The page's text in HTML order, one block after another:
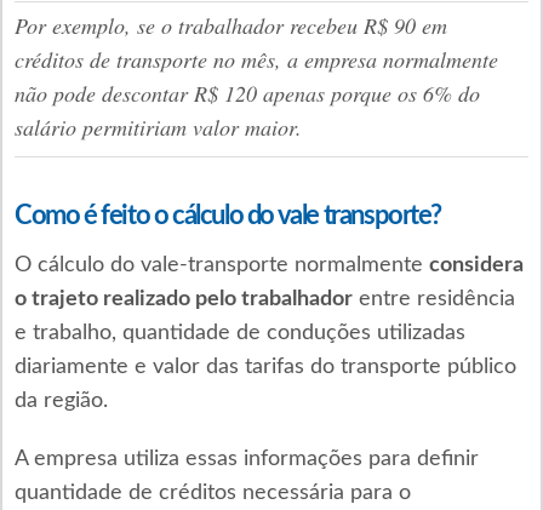
Por exemplo, se o trabalhador recebeu R$ 90 em
créditos de transporte no mês, a empresa normalmente
não pode descontar R$ 120 apenas porque os 6% do
salário permitiriam valor maior.
Como é feito o cálculo do vale transporte?
O cálculo do vale-transporte normalmente considera
o trajeto realizado pelo trabalhadorentre residência
e trabalho, quantidade de conduções utilizadas
diariamente e valor das tarifas do transporte público
da região.
A empresa utiliza essas informações para definir
quantidade de créditos necessária para o